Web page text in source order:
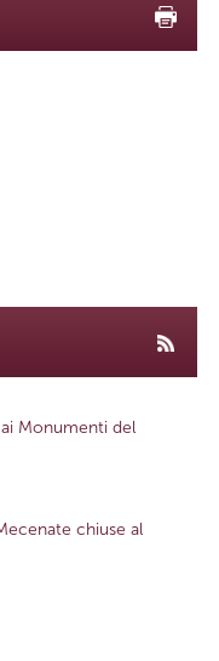
Monumenti del
chiuse al